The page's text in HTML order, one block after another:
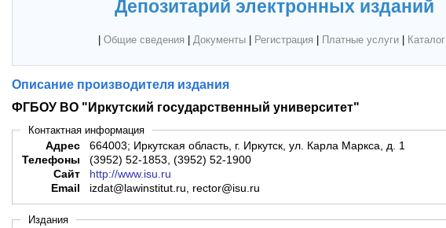
Депозитарий электронных изданий
Общие сведения Документы| Регистрация Платные услуги| Каталог|
Описание производителя издания
ФГБОУ ВО "Иркутский государственный университет"
Контактная информация
Адрес
664003; Иркутская область, г. Иркутск, ул. Карла Маркса, д. 1
Телефоны
(3952) 52-1853, (3952) 52-1900
Сайт
http://www.isu.ru
Email
izdat@lawinstitut.ru, rector@isu.ru
Издания